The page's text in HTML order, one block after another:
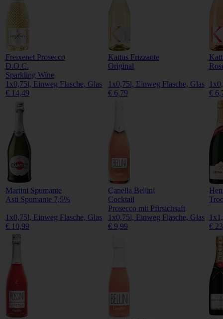
Freixenet Prosecco
D.O.C.
Sparkling Wine
1x0,75l, Einweg Flasche, Glas
€ 14,49
Kattus Frizzante
Original
1x0,75l, Einweg Flasche, Glas
€ 6,79
€
Martini Spumante
Asti Spumante 7,5%
1x0,75l, Einweg Flasche, Glas
€ 10,99
Canella Bellini
Cocktail
Prosecco mit Pfirsichsaft
1x0,75l, Einweg Flasche, Glas
€ 9,99
€